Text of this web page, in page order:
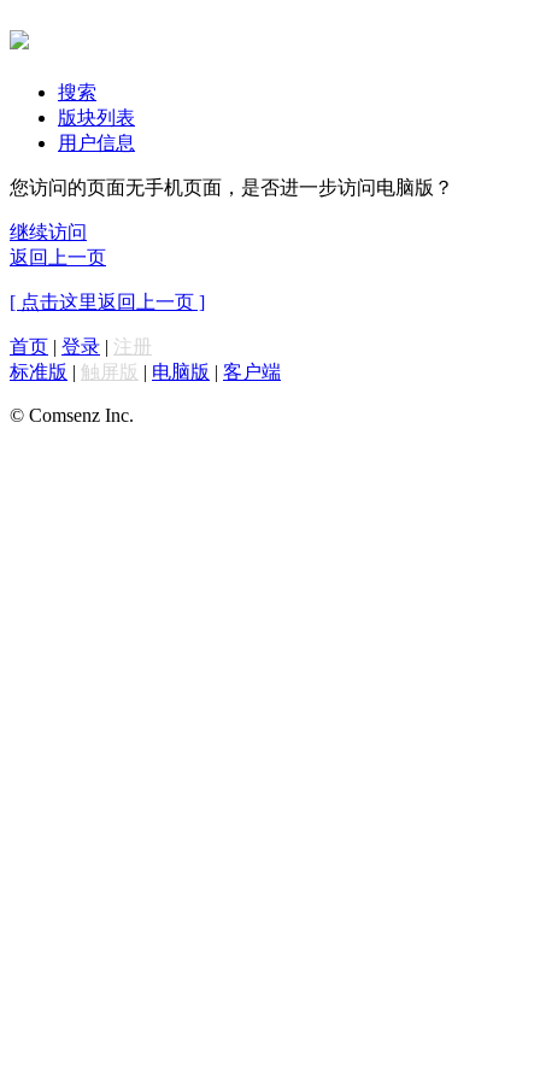
搜索
版块列表
用户信息
您访问的页面无手机页面，是否进一步访问电脑版？
继续访问
返回上一页
[ 点击这里返回上一页 ]
首页 | 登录 | 注册
标准版 | 触屏版 | 电脑版 | 客户端
© Comsenz Inc.